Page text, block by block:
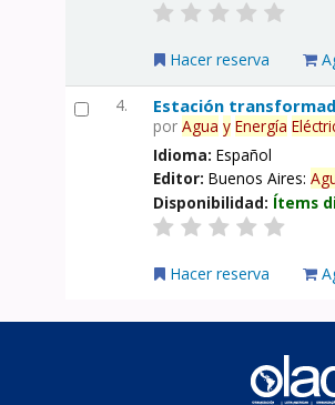
Hacer reserva
4. Estación
porAgua y Energía
Idioma:Español
Editor:Buenos Aires:
Disponibilidad: Ítems
Hacer reserva